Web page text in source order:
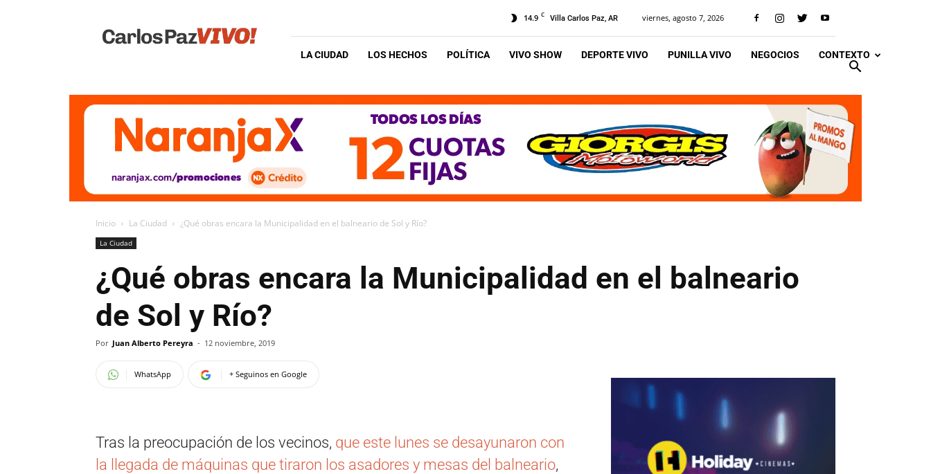
Vivo
14.9 C Villa Carlos Paz, AR viernes, agosto 7, 2026
LA CIUDAD LOS HECHOS POLÍTICA VIVO SHOW DEPORTE VIVO PUNILLA VIVO NEGOCIOS CONTEXTO
Inicio La Ciudad ¿Qué obras encara la Municipalidad en el balneario de Sol y Río?
La Ciudad
¿Qué obras encara la Municipalidad en el balneario
de Sol y Río?
Por Juan Alberto Pereyra - 12 noviembre, 2019
WhatsApp + Seguinos en Google
Tras la preocupación de los vecinos, que este lunes se desayunaron con
la llegada de máquinas que tiraron los asadores y mesas del balneario,